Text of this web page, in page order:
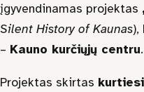
Jonavos raj.
įgyvendinamas projektas
Silent History of Kaunas),
– Kauno kurčiųjų centru.
Projektas skirtas